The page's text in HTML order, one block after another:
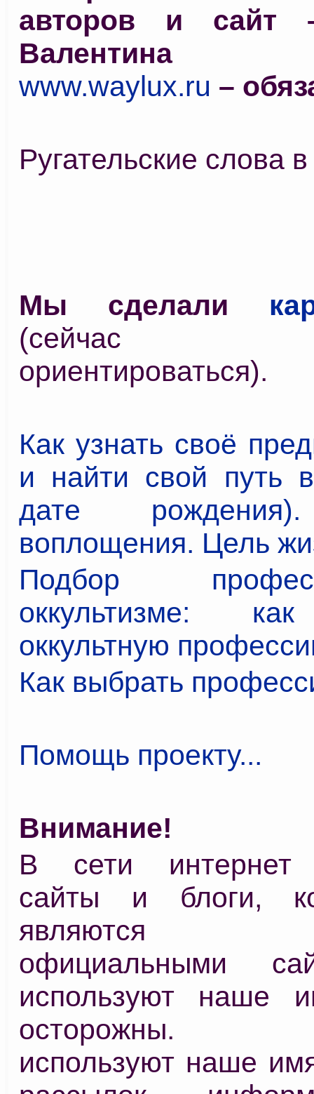
авторов и
Валентина
www.waylux.ru –
Ругательские слова
Мы сделали
(сейчас
ориентироваться).
Как узнать своё
и найти свой путь
дате
воплощения. Цель
Подбор
оккультизме:
оккультную
Как выбрать
Помощь проекту...
Внимание!
В сети интернет
сайты и блоги,
являются
официальными
используют наше
осторожны.
используют наше